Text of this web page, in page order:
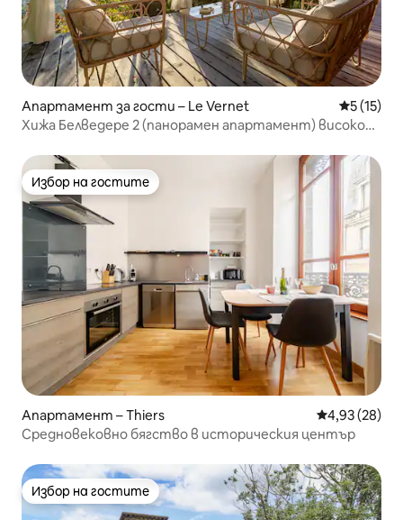
Апартамент за гости – Le Vernet Средна
5 (15)
Хижа Белведере 2 (панорамен апартамент) високо
Избор на гостите
Избор на гостите
Апартамент – Thiers Средна
4,93 (28)
Средновековно бягство в историческия център
Избор на гостите
Избор на гостите